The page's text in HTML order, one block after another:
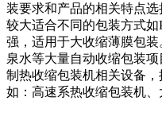
装要求和产品的相关特点
较大适合不同的包装方式
强，适用于大收缩薄膜包
泉水等大量自动收缩包装
制热收缩包装机相关设备
如：高速系热收缩包装机、